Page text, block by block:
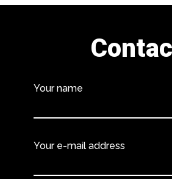
Your name
Your e-mail address